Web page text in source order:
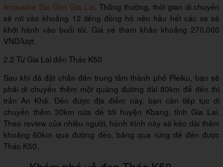
limousine Sài Gòn Gia Lai. Thông thường, thời gian di chuyển
sẽ rơi vào khoảng 12 tiếng đồng hồ nên hầu hết các xe sẽ
khởi hành vào buổi tối. Giá vé tham khảo khoảng 270.000
VND/lượt.
2.2 Từ Gia Lai đến Thác K50
Sau khi đã đặt chân đến trung tâm thành phố Pleiku, bạn sẽ
phải di chuyển thêm một quãng đường dài 80km để đến thị
trấn An Khê. Đến được địa điểm này, bạn cần tiếp tục di
chuyển thêm 30km nữa để tới huyện Kbang, tỉnh Gia Lai.
Theo review của nhiều người, hành trình này sẽ kéo dài thêm
khoảng 60km qua đường đèo, băng qua rừng để đến được
Thác K50.